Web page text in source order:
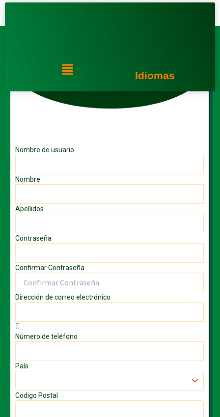
contenido
Menú
Idiomas
Nombre de usuario
Nombre
Apellidos
Contraseña
Confirmar Contraseña
Dirección de correo electrónico
Número de teléfono
País
Codigo Postal